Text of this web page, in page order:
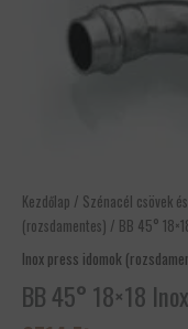
Kezdőlap / Szénacél csövek
(rozsdamentes) / BB 45°
Inox press idomok
BB 45° 18×18
BB
45°
18x18
Könyök
(Rozsdamentes)